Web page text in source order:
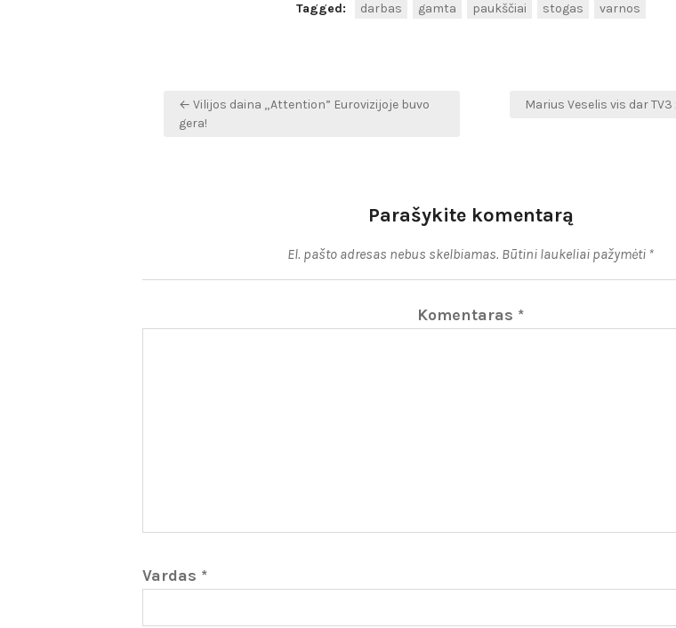
Tagged: darbas gamta paukščiai stogas varnos
Navigacija
tarp
← Vilijos daina „Attention” Eurovizijoje buvo
gera!
Marius Veselis vis dar
Parašykite komentarą
El. pašto adresas nebus skelbiamas. Būtini laukeliai pažymėti *
Komentaras *
Vardas *